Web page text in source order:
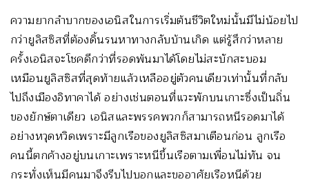
ความยากลำบากของเอนิสในการเริ่มต้นชีวิตใหม่นั้นมีไม่น้อยไป
กว่ายูลิสซิสที่ต้องดิ้นรนหาทางกลับบ้านเกิด แต่รู้สึกว่าหลาย
ครั้งเอนิสจะโชคดีกว่าที่รอดพ้นมาได้โดยไม่สะบักสะบอม
เหมือนยูลิสซิสที่สุดท้ายแล้วเหลืออยู่ตัวคนเดียวเท่านั้นที่กลับ
ไปถึงเมืองอิทาคาได้ อย่างเช่นตอนที่แวะพักบนเกาะซึ่งเป็นถิ่น
ของยักษ์ตาเดียว เอนิสและพรรคพวกก็สามารถหนีรอดมาได้
อย่างหวุดหวิดเพราะมีลูกเรือของยูลิสซิสมาเตือนก่อน ลูกเรือ
คนนี้ตกค้างอยู่บนเกาะเพราะหนีขึ้นเรือตามเพื่อนไม่ทัน จน
กระทั่งเห็นมีคนมาจึงรีบไปบอกและขออาศัยเรือหนีด้วย